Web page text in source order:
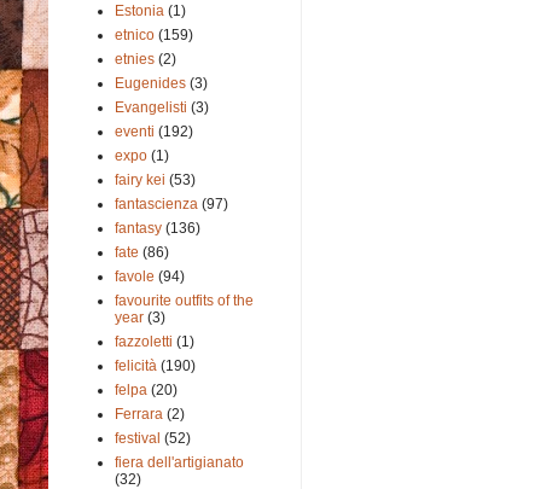
Estonia (1)
etnico (159)
etnies (2)
Eugenides (3)
Evangelisti (3)
eventi (192)
expo (1)
fairy kei (53)
fantascienza (97)
fantasy (136)
fate (86)
favole (94)
favourite outfits of the
year (3)
fazzoletti (1)
felicità (190)
felpa (20)
Ferrara (2)
festival (52)
fiera dell'artigianato
(32)